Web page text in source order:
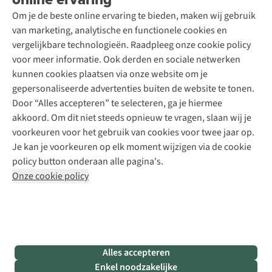
Om je de beste online ervaring te bieden, maken wij gebruik
van marketing, analytische en functionele cookies en
vergelijkbare technologieën. Raadpleeg onze cookie policy
voor meer informatie. Ook derden en sociale netwerken
kunnen cookies plaatsen via onze website om je
gepersonaliseerde advertenties buiten de website te tonen.
Door “Alles accepteren” te selecteren, ga je hiermee
akkoord. Om dit niet steeds opnieuw te vragen, slaan wij je
voorkeuren voor het gebruik van cookies voor twee jaar op.
Je kan je voorkeuren op elk moment wijzigen via de cookie
policy button onderaan alle pagina's.
Onze cookie policy
Alles accepteren
Enkel noodzakelijke
Schoenonderhoud
Schoenherstelling
Kledingherstelling
Retouches
Voor bedrijven
Explore Academy
Explore Camp
Gear Check
Inspiratie & advies
Meld je aan voor de nieuwsbrief
Follow us
Disclaimer Privacy Policy
Algemene voorwaarden
Cookie Policy